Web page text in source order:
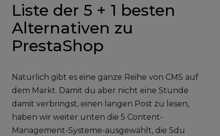
Liste der 5 + 1 besten
Alternativen zu
PrestaShop
Natürlich gibt es eine ganze Reihe von CMS auf
dem Markt. Damit du aber nicht eine Stunde
damit verbringst, einen langen Post zu lesen,
haben wir weiter unten die 5 Content-
Management-Systeme-ausgewählt, die Sdu